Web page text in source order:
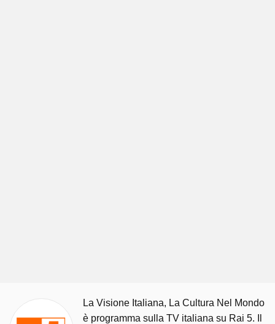
La Visione Italiana, La Cultura Nel Mondo
è programma sulla TV italiana su Rai 5. Il